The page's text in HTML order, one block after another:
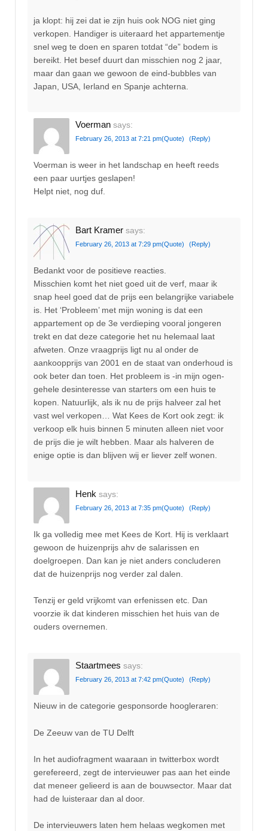
ja klopt: hij zei dat ie zijn huis ook NOG niet ging
verkopen. Handiger is uiteraard het appartementje
snel weg te doen en sparen totdat “de” bodem is
bereikt. Het besef duurt dan misschien nog 2 jaar,
maar dan gaan we gewoon de eind-bubbles van
Japan, USA, Ierland en Spanje achterna.
Voerman says:
February 26, 2013 at 7:21 pm(Quote) (Reply)
Voerman is weer in het landschap en heeft reeds
een paar uurtjes geslapen!
Helpt niet, nog duf.
Bart Kramer says:
February 26, 2013 at 7:29 pm(Quote) (Reply)
Bedankt voor de positieve reacties.
Misschien komt het niet goed uit de verf, maar ik
snap heel goed dat de prijs een belangrijke variabele
is. Het ‘Probleem’ met mijn woning is dat een
appartement op de 3e verdieping vooral jongeren
trekt en dat deze categorie het nu helemaal laat
afweten. Onze vraagprijs ligt nu al onder de
aankoopprijs van 2001 en de staat van onderhoud is
ook beter dan toen. Het probleem is -in mijn ogen-
gehele desinteresse van starters om een huis te
kopen. Natuurlijk, als ik nu de prijs halveer zal het
vast wel verkopen… Wat Kees de Kort ook zegt: ik
verkoop elk huis binnen 5 minuten alleen niet voor
de prijs die je wilt hebben. Maar als halveren de
enige optie is dan blijven wij er liever zelf wonen.
Henk says:
February 26, 2013 at 7:35 pm(Quote) (Reply)
Ik ga volledig mee met Kees de Kort. Hij is verklaart
gewoon de huizenprijs ahv de salarissen en
doelgroepen. Dan kan je niet anders concluderen
dat de huizenprijs nog verder zal dalen.
Tenzij er geld vrijkomt van erfenissen etc. Dan
voorzie ik dat kinderen misschien het huis van de
ouders overnemen.
Staartmees says:
February 26, 2013 at 7:42 pm(Quote) (Reply)
Nieuw in de categorie gesponsorde hoogleraren:
De Zeeuw van de TU Delft
In het audiofragment waaraan in twitterbox wordt
gerefereerd, zegt de intervieuwer pas aan het einde
dat meneer gelieerd is aan de bouwsector. Maar dat
had de luisteraar dan al door.
De intervieuwers laten hem helaas wegkomen met